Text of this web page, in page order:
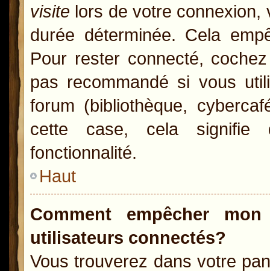
visite lors de votre connexion,
durée déterminée. Cela
Pour rester connecté,
pas recommandé si vous
forum (bibliothèque,
cette case, cela signifie
fonctionnalité.
Haut
Comment empêcher
utilisateurs connectés?
Vous trouverez dans votre